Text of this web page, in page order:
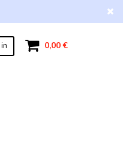
0,00 €